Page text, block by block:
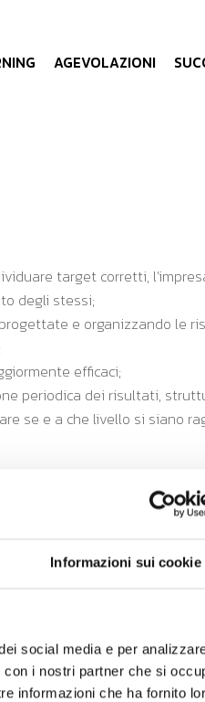
Informazioni sui cookie
social media e per
i nostri partner che si
informazioni che ha fornito
AGEVOLAZIONI
target corretti,
degli stessi;
e organizzando le
efficaci;
periodica dei risultati,
se e a che livello si siano